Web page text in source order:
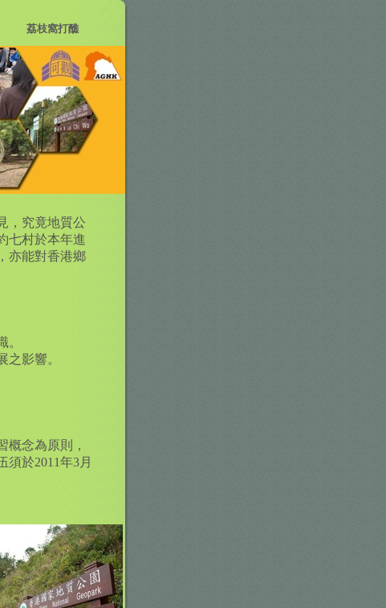
荔枝窩打醮
，究竟地質公
七村於本年進
亦能對香港鄉
。
影響。
概念為原則，
於2011年3月